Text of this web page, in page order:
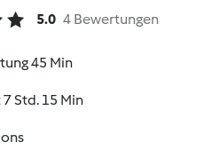
5.0 4 Bewertungen
45 Min
Std. 15 Min